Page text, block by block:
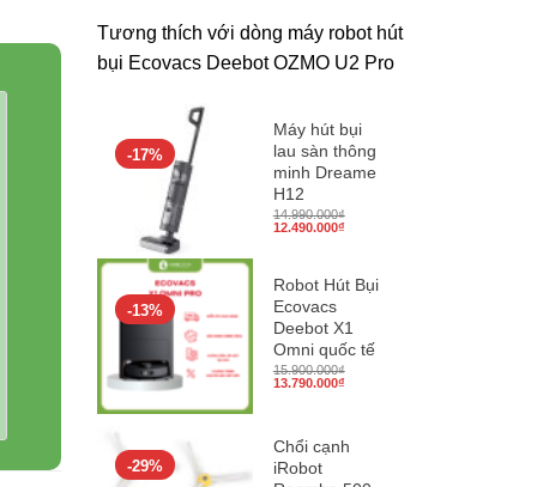
Tương thích với dòng máy robot hút
bụi Ecovacs Deebot OZMO U2 Pro
-17%
Máy hút bụi
lau sàn thông
minh Dreame
H12
14.990.000₫
Giá
12.490.000₫Giá
12.490.000₫.
-13%
Robot Hút Bụi
Ecovacs
Deebot X1
Omni quốc tế
15.900.000₫
Giá
13.790.000₫Giá
-29%
Chổi cạnh
iRobot